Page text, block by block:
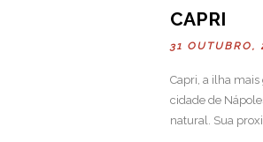
CAPRI
31 OUTUBRO,
Capri, a ilha
cidade de
natural. Sua